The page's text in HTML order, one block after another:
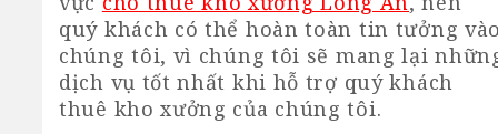
quý khách có thể hoàn toàn tin tưởng
chúng tôi, vì chúng tôi sẽ mang lại
dịch vụ tốt nhất khi hỗ trợ quý khách
thuê kho xưởng của chúng tôi.